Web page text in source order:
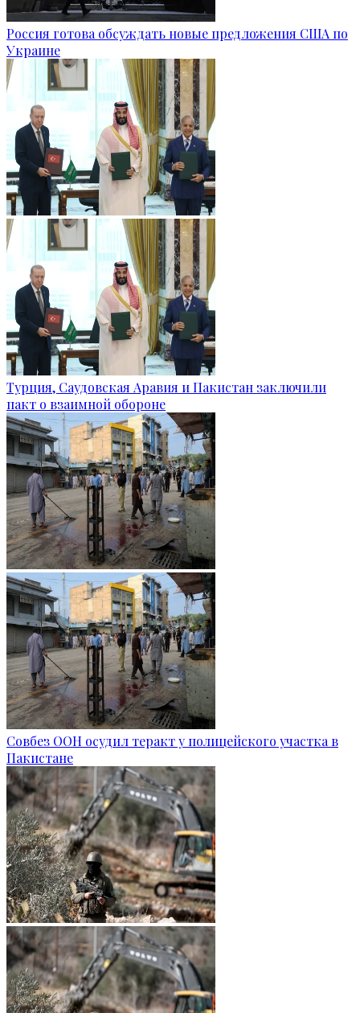
Россия готова обсуждать новые предложения США по
Украине
Турция, Саудовская Аравия и Пакистан заключили
пакт о взаимной обороне
Совбез ООН осудил теракт у полицейского участка в
Пакистане